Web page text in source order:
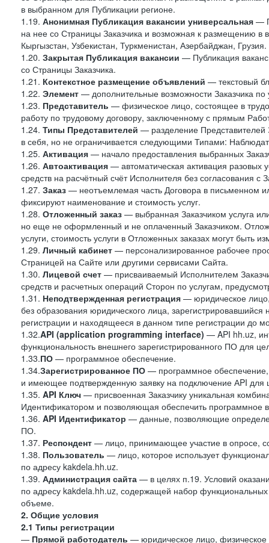
в выбранном для Публикации регионе.
1.19. Анонимная Публикация вакансии универсальная —
на нее со Страницы Заказчика и возможная к размещению в
Кыргызстан, Узбекистан, Туркменистан, Азербайджан, Грузия.
1.20. Закрытая Публикация вакансии — Публикация
со Страницы Заказчика.
1.21. Контекстное размещение объявлений — текстовый
1.22. Элемент — дополнительные возможности Заказчика
1.23. Представитель — физическое лицо, состоящее в
работу по трудовому договору, заключенному с прямым
1.24. Типы Представителей — разделение Представителей
в себя, но не ограничивается следующими Типами:
1.25. Активация — начало предоставления выбранных
1.26. Автоактивация — автоматическая активация разовых
средств на расчётный счёт Исполнителя без согласования с
1.27. Заказ — неотъемлемая часть Договора в письменном
фиксируют наименование и стоимость услуг.
1.28. Отложенный заказ — выбранная Заказчиком услуга
но еще не оформленный и не оплаченный Заказчиком.
услуги, стоимость услуги в Отложенных заказах могут
1.29. Личный кабинет — персонализированное рабочее
Страницей на Сайте или другими сервисами Сайта.
1.30. Лицевой счет — присваиваемый Исполнителем
средств и расчетных операций Сторон по услугам,
1.31. Неподтвержденная регистрация — юридическое
без образования юридического лица,
регистрации и находящееся в данном типе регистрации до
1.32.API (application programming interface) — API hh.uz,
функциональность внешнего зарегистрированного ПО для
1.33.ПО — программное обеспечение.
1.34.Зарегистрированное ПО — программное
и имеющее подтвержденную заявку на подключение АPI для
1.35. API Ключ — присвоенная Заказчику уникальная
Идентификатором и позволяющая обеспечить программное
1.36. API Идентификатор — данные, позволяющие
ПО.
1.37. Респондент — лицо, принимающее участие в опросе,
1.38. Пользователь — лицо, которое использует
по адресу kakdela.hh.uz.
1.39. Администрация сайта — в целях п.19. Условий
по адресу kakdela.hh.uz, содержащей набор
объеме.
2. Общие условия
2.1 Типы регистрации
— Прямой работодатель — юридическое лицо,